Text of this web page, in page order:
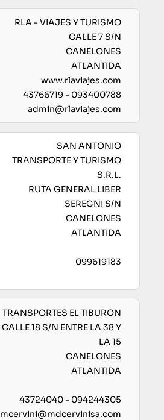
RLA - VIAJES Y TURISMO
CALLE 7 S/N
CANELONES
ATLANTIDA
www.rlaviajes.com
43766719 - 093400788
admin@rlaviajes.com
SAN ANTONIO
TRANSPORTE Y TURISMO
S.R.L.
RUTA GENERAL LIBER
SEREGNI S/N
CANELONES
ATLANTIDA
099619183
TRANSPORTES EL TIBURON
CALLE 18 S/N ENTRE LA 38 Y
LA 15
CANELONES
ATLANTIDA
43724040 - 094244305
mcervini@mdcervinisa.com